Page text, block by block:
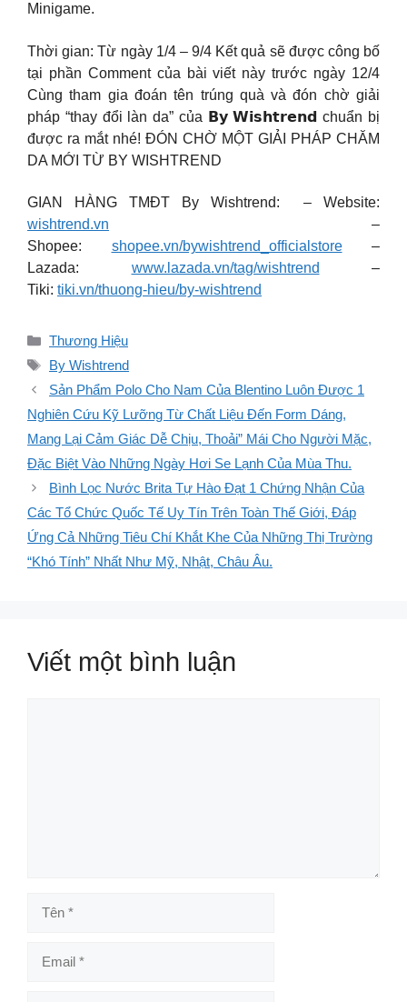
Minigame.
Thời gian: Từ ngày 1/4 – 9/4 Kết quả sẽ được công bố
tại phần Comment của bài viết này trước ngày 12/4
Cùng tham gia đoán tên trúng quà và đón chờ giải
pháp “thay đổi làn da” của 𝗕𝘆 𝗪𝗶𝘀𝗵𝘁𝗿𝗲𝗻𝗱 chuẩn bị
được ra mắt nhé! ĐÓN CHỜ MỘT GIẢI PHÁP CHĂM
DA MỚI TỪ BY WISHTREND
GIAN HÀNG TMĐT By Wishtrend: – Website:
wishtrend.vn –
Shopee: shopee.vn/bywishtrend_officialstore–
Lazada: www.lazada.vn/tag/wishtrend –
Tiki: tiki.vn/thuong-hieu/by-wishtrend
Danh
mục
Thương Hiệu
Thẻ
By Wishtrend
Sản Phẩm Polo Cho Nam Của Blentino Luôn Được 1
Nghiên Cứu Kỹ Lưỡng Từ Chất Liệu Đến Form Dáng,
Mang Lại Cảm Giác Dễ Chịu, Thoải” Mái Cho Người Mặc,
Đặc Biệt Vào Những Ngày Hơi Se Lạnh Của Mùa Thu.
Bình Lọc Nước Brita Tự Hào Đạt 1 Chứng Nhận Của
Các Tổ Chức Quốc Tế Uy Tín Trên Toàn Thế Giới, Đáp
Ứng Cả Những Tiêu Chí Khắt Khe Của Những Thị Trường
“Khó Tính” Nhất Như Mỹ, Nhật, Châu Âu.
Viết một bình luận